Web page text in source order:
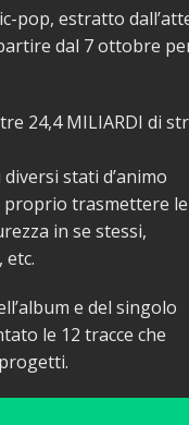
pop, estratto
dal 7 ottobre
24,4 MILIARDI di
stati d’animo
proprio trasmettere
in se stessi,
e del singolo
le 12 tracce che